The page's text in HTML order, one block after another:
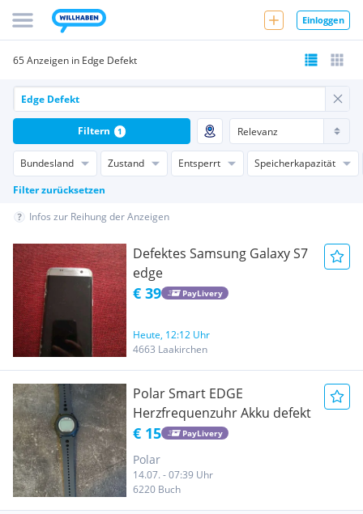
Einloggen
65 Anzeigen in Edge Defekt
Bundesland Zustand Entsperrt
Speicherkapazität
Filter zurücksetzen
Filtern 1
Infos zur Reihung der Anzeigen
Defektes Samsung Galaxy S7
edge
€ 39 PayLivery
Heute, 12:12 Uhr
4663 Laakirchen
Polar Smart EDGE
Herzfrequenzuhr Akku defekt
€ 15 PayLivery
Polar
14.07. - 07:39 Uhr
6220 Buch